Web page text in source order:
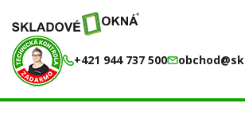
+421 944 737 500